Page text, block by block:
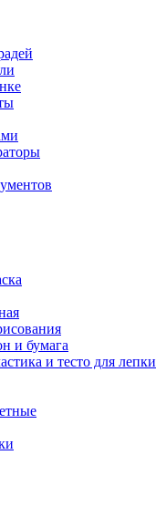
и бумага
и тесто для лепки